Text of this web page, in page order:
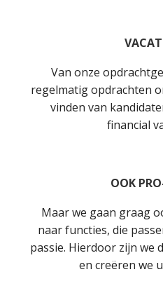
Van onze
regelmatig opdrachten
vinden van
financial
OOK
Maar we gaan graag
naar functies, die
passie. Hierdoor zijn we
en creëren we